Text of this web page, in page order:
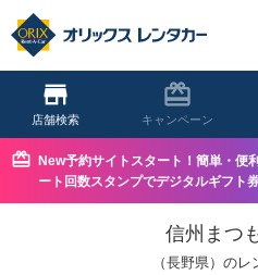
店舗 キャンペーン
New予約サイトスタート！簡単・便
ート回数スタンプでデジタルギフト
信州まつ
（長野県）の